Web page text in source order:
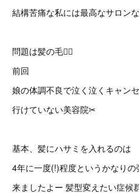
結構苦痛な私には最高なサロン
問題は髪の毛💇‍♀️
前回
娘の体調不良で泣く泣くキャン
行けていない美容院✂︎
基本、髪にハサミを入れるのは
4年に一度(!)程度というかなりの
来ましたよー 髪型変えたい症候群